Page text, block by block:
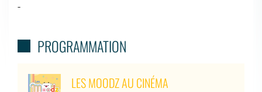
-
PROGRAMMATION
LES MOODZ AU CINÉMA